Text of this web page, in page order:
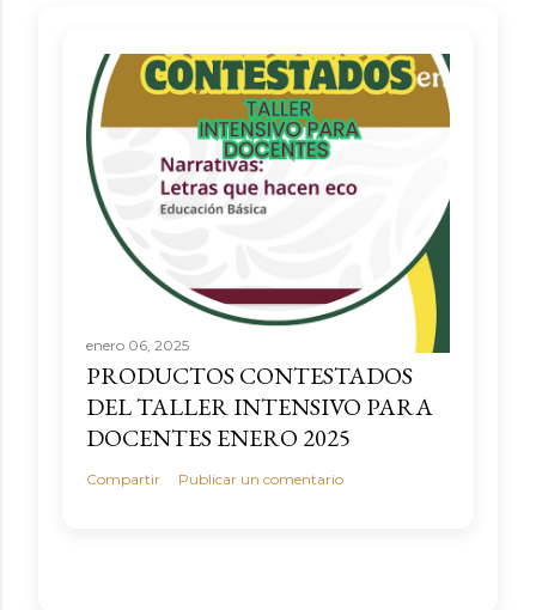
enero 06, 2025
PRODUCTOS CONTESTADOS
DEL TALLER INTENSIVO PARA
DOCENTES ENERO 2025
Compartir Publicar un comentario